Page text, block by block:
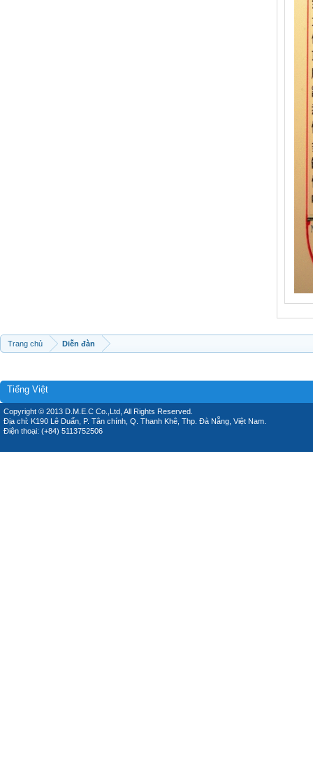
Trang chủ Diễn đàn
Tiếng Việt
Copyright © 2013 D.M.E.C Co.,Ltd, All Rights Reserved.
Địa chỉ: K190 Lê Duẩn, P. Tân chính, Q. Thanh Khê, Thp. Đà Nẵng, Việt Nam.
Điện thoại: (+84) 5113752506